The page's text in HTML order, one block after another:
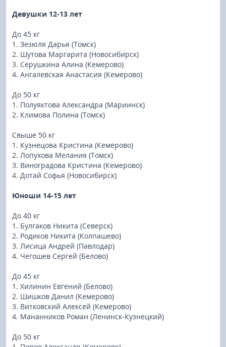
Девушки 12-13 лет
До 45 кг
1. Зезюля Дарья (Томск)
2. Шутова Маргарита (Новосибирск)
3. Серушкина Алина (Кемерово)
4. Ангалевская Анастасия (Кемерово)
До 50 кг
1. Полуяктова Александра (Мариинск)
2. Климова Полина (Томск)
Свыше 50 кг
1. Кузнецова Кристина (Кемерово)
2. Лопухова Мелания (Томск)
3. Виноградова Кристина (Кемерово)
4. Дотай Софья (Новосибирск)
Юноши 14-15 лет
До 40 кг
1. Булгаков Никита (Северск)
2. Родиков Никита (Колпашево)
3. Лисица Андрей (Павлодар)
4. Чегошев Сергей (Белово)
До 45 кг
1. Хилинин Евгений (Белово)
2. Шишков Данил (Кемерово)
3. Витковский Алексей (Кемерово)
4. Мананников Роман (Ленинск-Кузнецкий)
До 50 кг